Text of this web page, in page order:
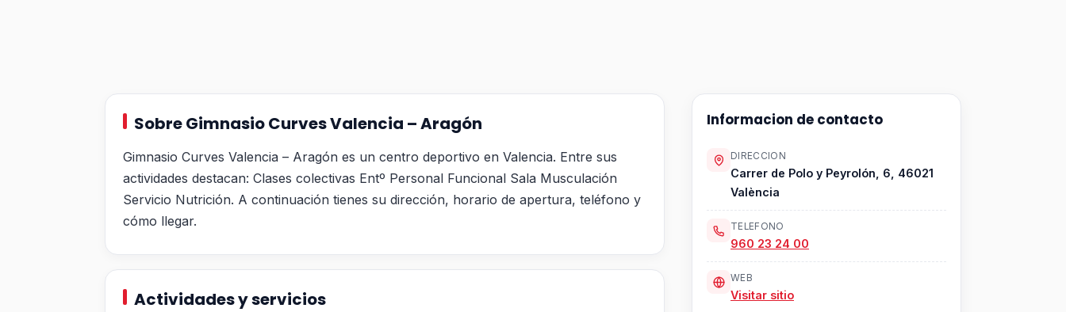
Sobre Gimnasio Curves Valencia – Aragón
Gimnasio Curves Valencia – Aragón es un centro deportivo en Valencia. Entre sus
actividades destacan: Clases colectivas Entº Personal Funcional Sala Musculación
Servicio Nutrición. A continuación tienes su dirección, horario de apertura, teléfono y
cómo llegar.
Actividades y servicios
Informacion de contacto
DIRECCION
Carrer de Polo y Peyrolón, 6, 46021
València
TELEFONO
960 23 24 00
WEB
Visitar sitio